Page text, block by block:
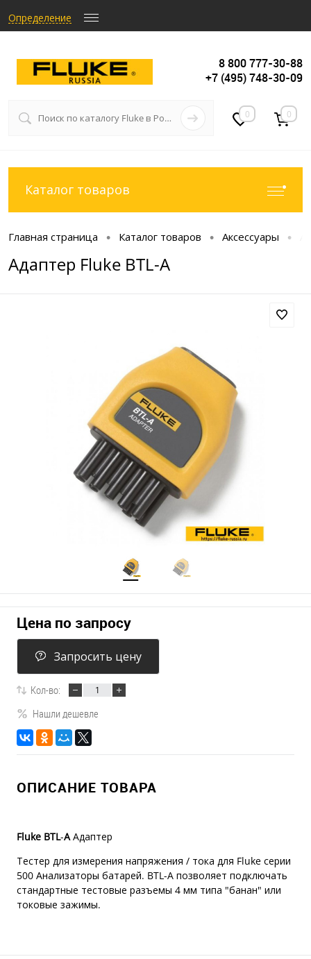
Определение
8 800 777-30-88
+7 (495) 748-30-09
0 0
Каталог товаров
Главная страница • Каталог товаров • Аксессуары •
Адаптер Fluke BTL-A
Цена по запросу
Запросить цену
Кол-во:
Нашли дешевле
ОПИСАНИЕ ТОВАРА
Fluke BTL-AАдаптер
Тестер для измерения напряжения / тока для Fluke серии
500 Анализаторы батарей. BTL-A позволяет подключать
стандартные тестовые разъемы 4 мм типа "банан" или
токовые зажимы.